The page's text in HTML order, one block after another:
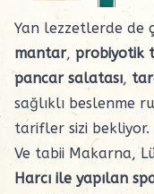
Yan lezzetlerde de
mantar, probiyotik
pancar salatası,
sağlıklı beslenme
tarifler sizi bekliyor.
Ve tabii Makarna,
Harcı ile yapılan